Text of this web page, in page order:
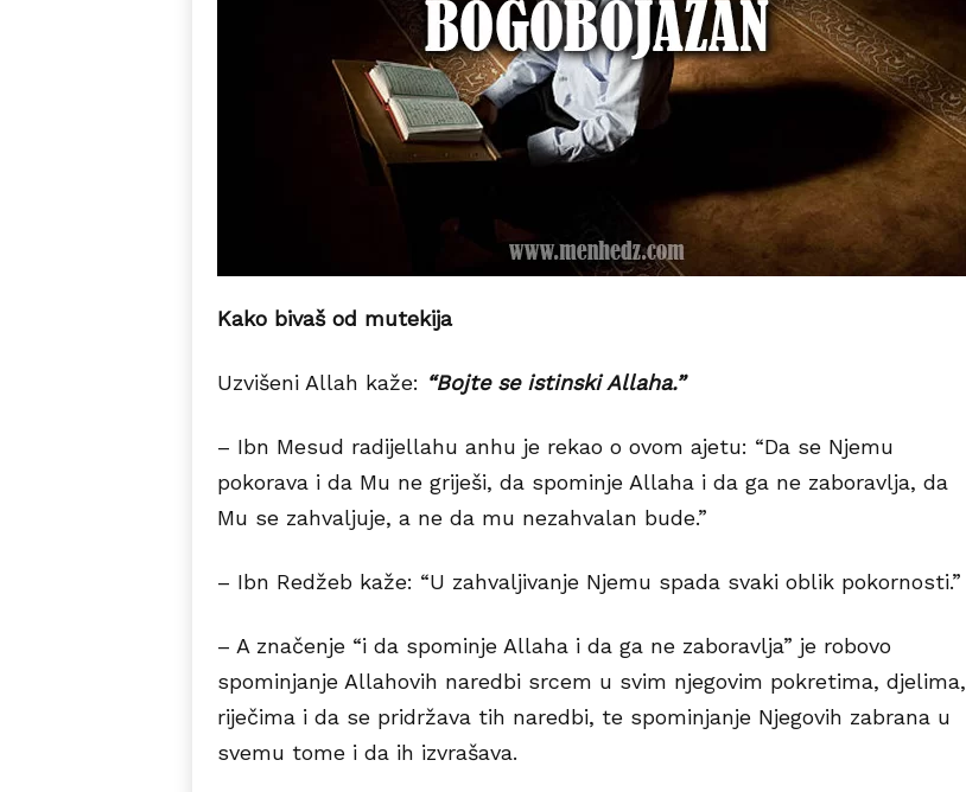
Kako bivaš od mutekija
Uzvišeni Allah kaže: “Bojte se istinski Allaha.”
– Ibn Mesud radijellahu anhu je rekao o ovom ajetu: “Da se Njemu
pokorava i da Mu ne griješi, da spominje Allaha i da ga ne zaboravlja, da
Mu se zahvaljuje, a ne da mu nezahvalan bude.”
– Ibn Redžeb kaže: “U zahvaljivanje Njemu spada svaki oblik pokornosti.”
– A značenje “i da spominje Allaha i da ga ne zaboravlja” je robovo
spominjanje Allahovih naredbi srcem u svim njegovim pokretima, djelima,
riječima i da se pridržava tih naredbi, te spominjanje Njegovih zabrana u
svemu tome i da ih izvrašava.